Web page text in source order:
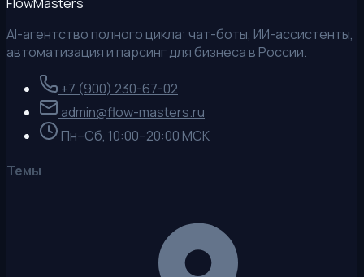
AI-агентство полного цикла: чат-боты, ИИ-ассистенты,
автоматизация и парсинг для бизнеса в России.
+7 (900) 230-67-02
admin@flow-masters.ru
Пн–Сб, 10:00–20:00 МСК
Темы